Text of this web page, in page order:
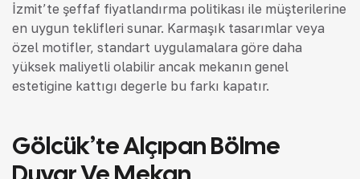
İzmit’te şeffaf fiyatlandırma politikası ile müşterilerine
en uygun teklifleri sunar. Karmaşık tasarımlar veya
özel motifler, standart uygulamalara göre daha
yüksek maliyetli olabilir ancak mekanın genel
estetiğine kattığı değerle bu farkı kapatır.
Gölcük’te Alçıpan Bölme